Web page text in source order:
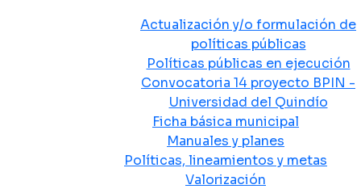
Actualización y/o formulación de
políticas públicas
Políticas públicas en ejecución
Convocatoria 14 proyecto BPIN -
Universidad del Quindío
Ficha básica municipal
Manuales y planes
Políticas, lineamientos y metas
Valorización